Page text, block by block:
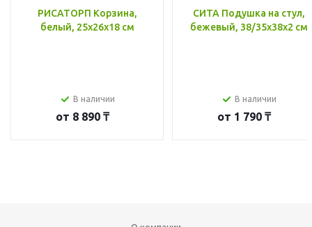
РИСАТОРП Корзина,
белый, 25x26x18 см
В наличии
от 8 890 ₸
СИТА Подушка на стул,
бежевый, 38/35x38x2 см
В наличии
от 1 790 ₸